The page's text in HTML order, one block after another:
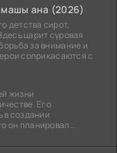
ана (2026)
детства сирот,
царит суровая
за внимание и
соприкасаются с
жизни
Его
в создании
он планировал